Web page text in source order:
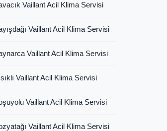
Vaillant Acil Klima Servisi
Vaillant Acil Klima Servisi
Vaillant Acil Klima Servisi
Vaillant Acil Klima Servisi
Vaillant Acil Klima Servisi
Vaillant Acil Klima Servisi